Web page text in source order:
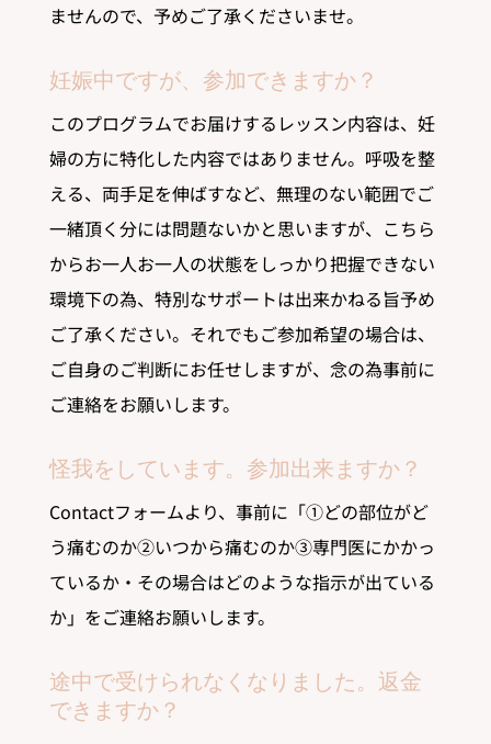
ませんので、予めご了承くださいませ。
妊娠中ですが、参加できますか？
このプログラムでお届けするレッスン内容は、妊
婦の方に特化した内容ではありません。呼吸を整
える、両手足を伸ばすなど、無理のない範囲でご
一緒頂く分には問題ないかと思いますが、こちら
からお一人お一人の状態をしっかり把握できない
環境下の為、特別なサポートは出来かねる旨予め
ご了承ください。それでもご参加希望の場合は、
ご自身のご判断にお任せしますが、念の為事前に
ご連絡をお願いします。
怪我をしています。参加出来ますか？
Contactフォームより、事前に「①どの部位がど
う痛むのか②いつから痛むのか③専門医にかかっ
ているか・その場合はどのような指示が出ている
か」をご連絡お願いします。
途中で受けられなくなりました。返金
できますか？